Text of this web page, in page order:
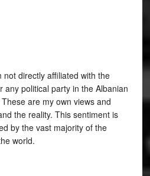
not directly affiliated with the
any political party in the Albanian
are my own views and
the reality. This sentiment is
by the vast majority of the
world.